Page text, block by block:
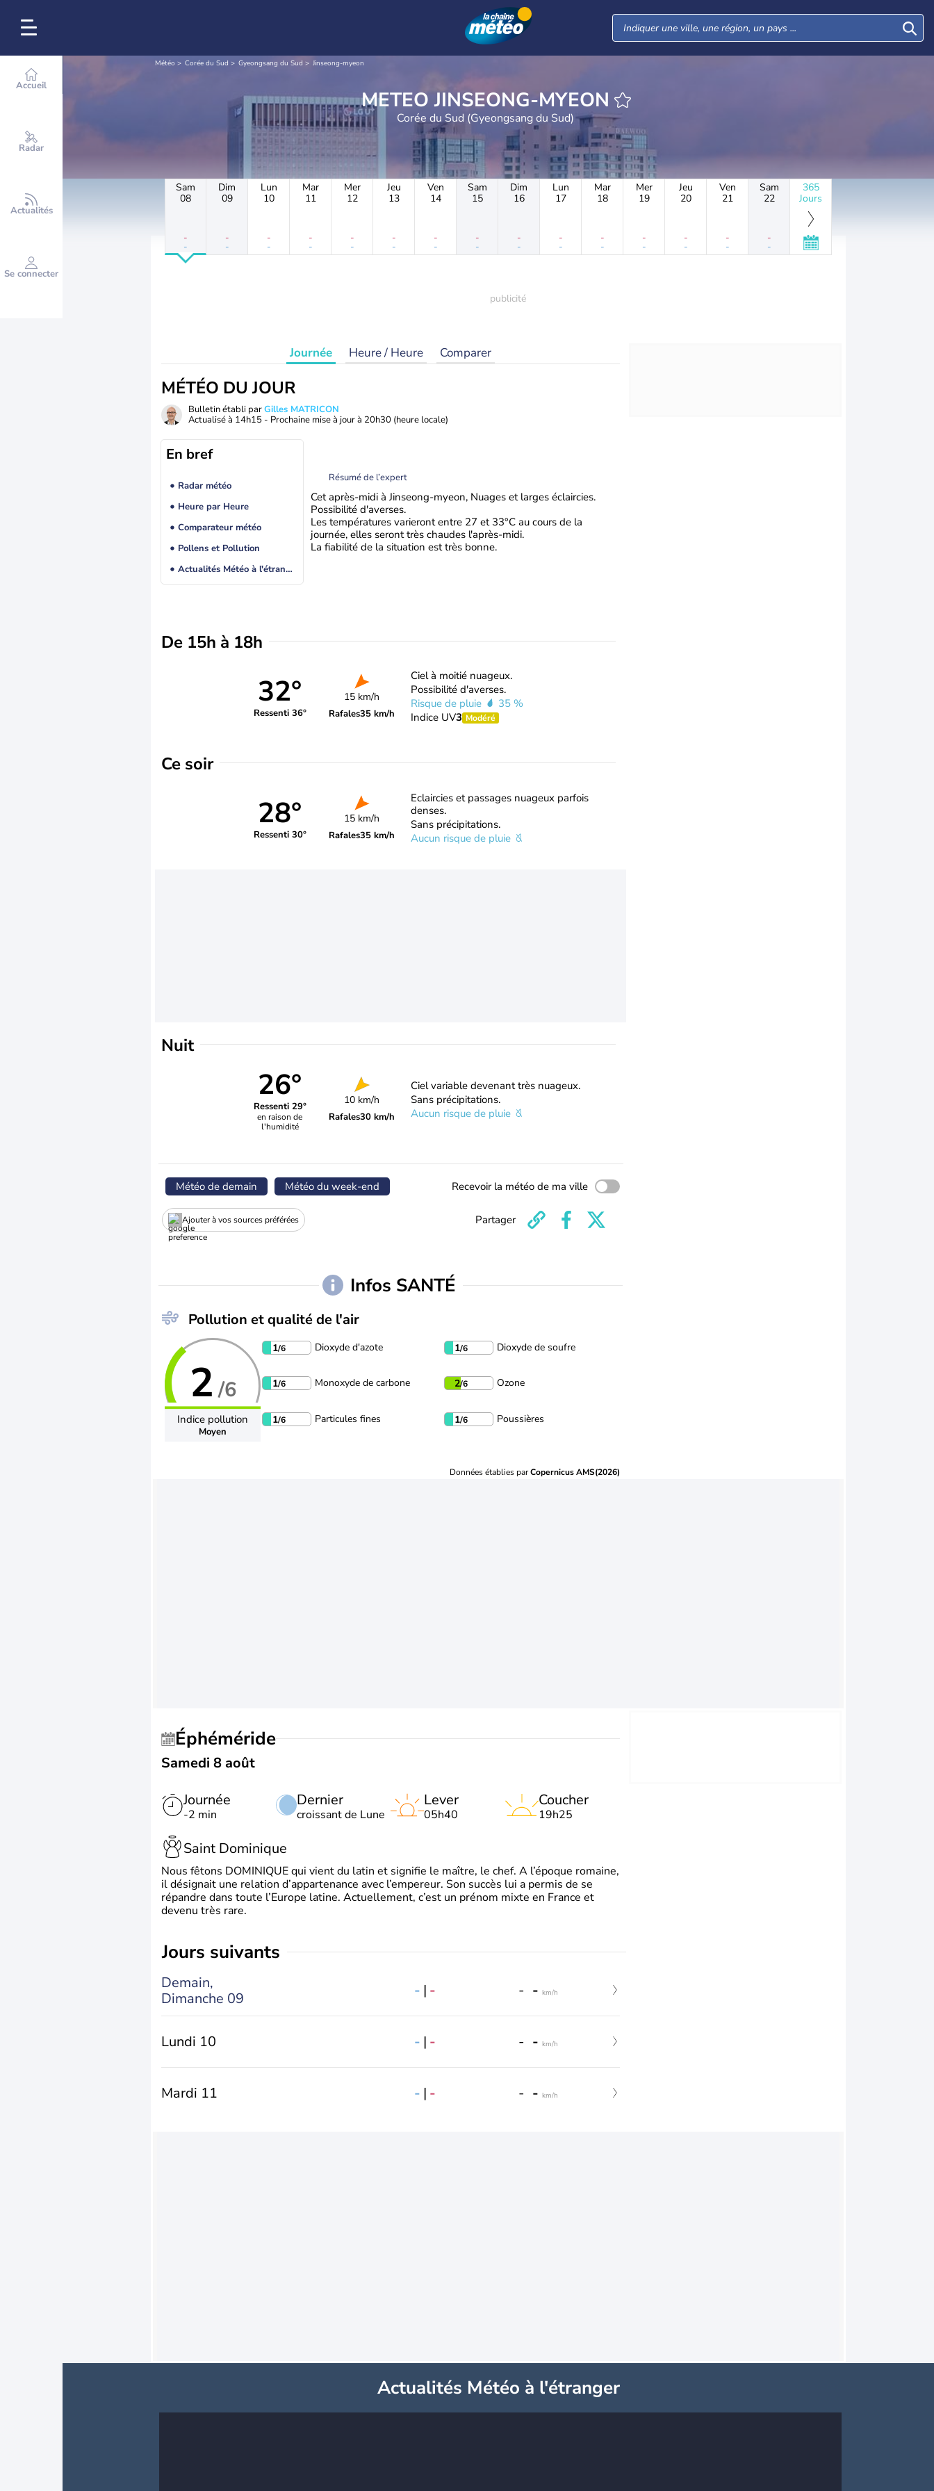
Accueil
Radar
Actualités
Se connecter
Météo Corée du Sud Gyeongsang du Sud Jinseong-myeon
METEO JINSEONG-MYEON
Corée du Sud (Gyeongsang du Sud)
Sam
08
-
-
Dim
09
-
-
Lun
10
-
-
Mar
11
-
-
Mer
12
-
-
Jeu
13
-
-
Ven
14
-
-
Sam
15
-
-
Dim
16
-
-
Lun
17
-
-
Mar
18
-
-
Mer
19
-
-
Jeu
20
-
-
Ven
21
-
-
Sam
22
-
-
365
Jours
Journée Heure / Heure Comparer
MÉTÉO DU JOUR
Bulletin établi parGilles MATRICON
Actualisé à 14h15 - Prochaine mise à jour à 20h30 (heure locale)
En bref
Radar météo
Heure par Heure
Comparateur météo
Pollens et Pollution
Actualités Météo à l'étranger
Résumé de l’expert
Cet après-midi à Jinseong-myeon, Nuages et larges éclaircies.
Possibilité d'averses.
Les températures varieront entre 27 et 33°C au cours de la
journée, elles seront très chaudes l'après-midi.
La fiabilité de la situation est très bonne.
De 15h à 18h
32°
Ressenti 36°
15 km/h
Rafales35 km/h
Ciel à moitié nuageux.
Possibilité d'averses.
Risque de pluie
35 %
Indice UV3 Modéré
Ce soir
28°
Ressenti 30°
15 km/h
Rafales35 km/h
Eclaircies et passages nuageux parfois
denses.
Sans précipitations.
Aucun risque de pluie
Nuit
26°
Ressenti 29°
en raison de
l'humidité
10 km/h
Rafales30 km/h
Ciel variable devenant très nuageux.
Sans précipitations.
Aucun risque de pluie
Météo de demain Météo du week-end Recevoir la météo de ma ville
Ajouter à vos sources préférées Partager
Infos SANTÉ
Pollution et qualité de l'air
2 /6
Indice pollution
Moyen
1/6 Dioxyde d'azote 1/6 Dioxyde de soufre
1/6 Monoxyde de carbone 2/6 Ozone
1/6 Particules fines 1/6 Poussières
Données établies parCopernicus AMS(2026)
Éphéméride
Samedi 8 août
Journée
-2 min
Dernier
croissant de Lune
Lever
05h40
Coucher
19h25
Saint Dominique
Nous fêtons DOMINIQUE qui vient du latin et signifie le maître, le chef. A l’époque romaine,
il désignait une relation d’appartenance avec l’empereur. Son succès lui a permis de se
répandre dans toute l’Europe latine. Actuellement, c’est un prénom mixte en France et
devenu très rare.
jours suivants
Demain,
Dimanche 09
- | - - - km/h
Lundi 10 - | - - - km/h
Mardi 11 - | - - - km/h
Actualités Météo à l'étranger